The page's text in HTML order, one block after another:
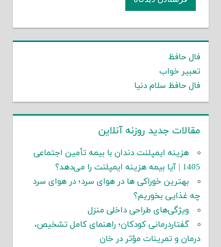
فال حافظ
تعبیر خواب
فال حافظ سلام دنیا
مقالات جدید روزنه آنلاین
هزینه ایمپلنت دندان با بیمه تأمین اجتماعی
1405 | آیا بیمه هزینه ایمپلنت را می‌دهد؟
بهترین خوراکی ها در هوای سرد؛ در هوای سرد
چه غذایی بخوریم؟
ویژگی‌های طراحی داخلی منزل
گفتاردرمانی کودکان؛ راهنمای کامل تشخیص،
درمان و تمرینات مؤثر در خان